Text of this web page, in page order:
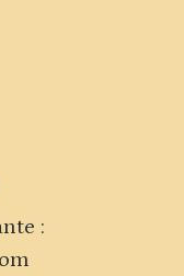
: